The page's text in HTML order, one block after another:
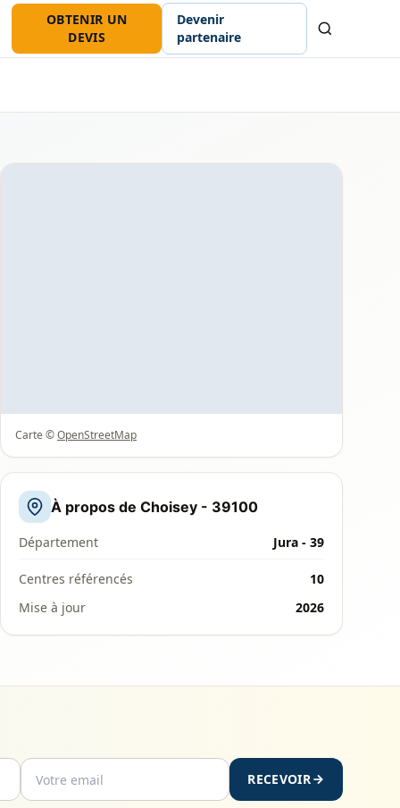
OBTENIR UN
DEVIS
Devenir
partenaire
Carte ©OpenStreetMap
À propos de Choisey - 39100
Département Jura - 39
Centres référencés
10
Mise à jour
2026
RECEVOIR